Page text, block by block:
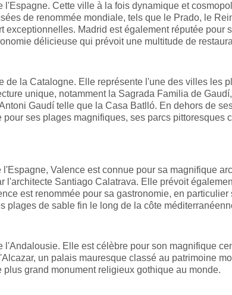
l'Espagne. Cette ville à la fois dynamique et
de renommée mondiale, tels que le Prado, le
exceptionnelles. Madrid est également réputée pour
délicieuse qui prévoit une multitude de
de la Catalogne. Elle représente l'une des villes les
unique, notamment la Sagrada Familia de
Gaudí telle que la Casa Batlló. En dehors de
pour ses plages magnifiques, ses parcs pittoresques
l'Espagne, Valence est connue pour sa magnifique
l'architecte Santiago Calatrava. Elle prévoit
est renommée pour sa gastronomie, en
plages de sable fin le long de la côte
l'Andalousie. Elle est célèbre pour son magnifique
un palais mauresque classé au patrimoine
grand monument religieux gothique au monde.